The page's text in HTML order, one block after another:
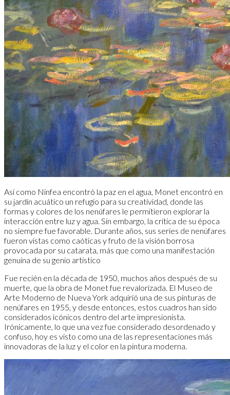
Así como Ninfea encontró la paz en el agua, Monet encontró en
su jardín acuático un refugio para su creatividad, donde las
formas y colores de los nenúfares le permitieron explorar la
interacción entre luz y agua. Sin embargo, la crítica de su época
no siempre fue favorable. Durante años, sus series de nenúfares
fueron vistas como caóticas y fruto de la visión borrosa
provocada por su catarata, más que como una manifestación
genuina de su genio artístico
Fue recién en la década de 1950, muchos años después de su
muerte, que la obra de Monet fue revalorizada. El Museo de
Arte Moderno de Nueva York adquirió una de sus pinturas de
nenúfares en 1955, y desde entonces, estos cuadros han sido
considerados icónicos dentro del arte impresionista.
Irónicamente, lo que una vez fue considerado desordenado y
confuso, hoy es visto como una de las representaciones más
innovadoras de la luz y el color en la pintura moderna.